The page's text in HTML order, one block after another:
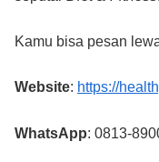
Kamu bisa pesan
Website: https://
WhatsApp: 0813-